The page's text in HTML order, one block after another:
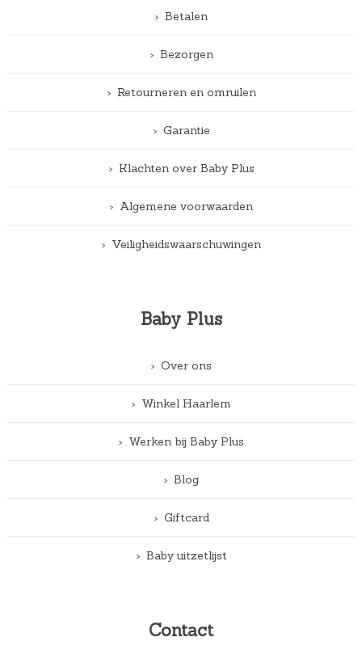
Betalen
Bezorgen
Retourneren en omruilen
Garantie
Klachten over Baby Plus
Algemene voorwaarden
Veiligheidswaarschuwingen
Baby Plus
Over ons
Winkel Haarlem
Werken bij Baby Plus
Blog
Giftcard
Baby uitzetlijst
Contact